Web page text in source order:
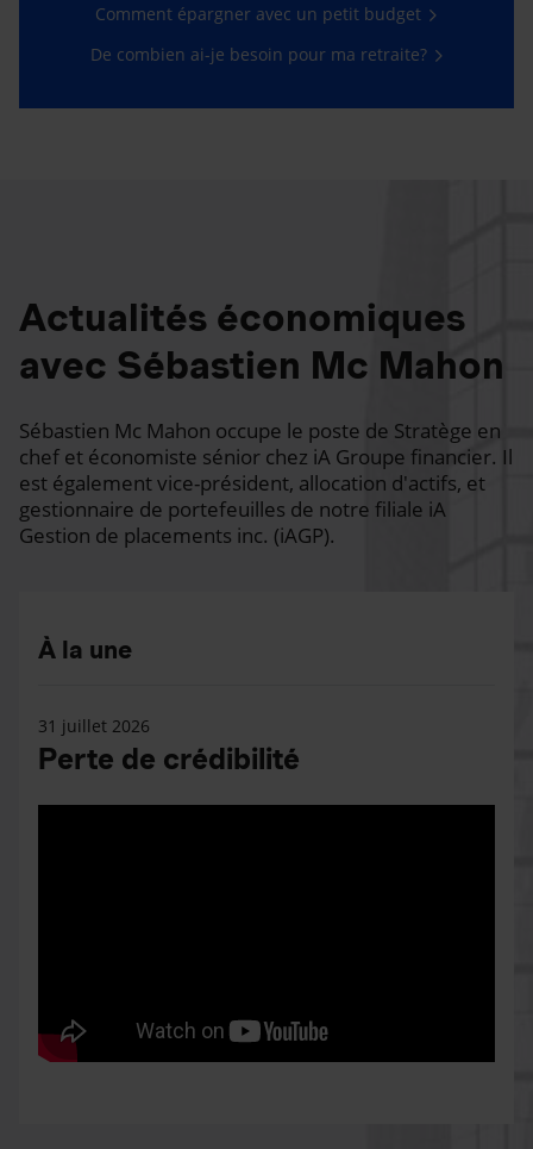
Comment épargner avec un petit budget
De combien ai-je besoin pour ma retraite?
Actualités économiques
avec Sébastien Mc Mahon
Sébastien Mc Mahon occupe le poste de Stratège en
chef et économiste sénior chez iA Groupe financier. Il
est également vice-président, allocation d'actifs, et
gestionnaire de portefeuilles de notre filiale iA
Gestion de placements inc. (iAGP).
À la une
31 juillet 2026
Perte de crédibilité